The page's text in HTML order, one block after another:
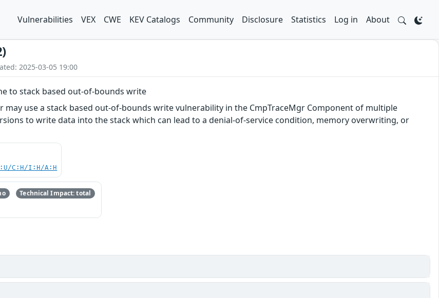
Vulnerabilities VEX CWE KEV Catalogs Community Disclosure Statistics Log in About
2025-03-05 19:00
to stack based out-of-bounds write
use a stack based out-of-bounds write vulnerability in the CmpTraceMgr Component of multiple
to write data into the stack which can lead to a denial-of-service condition, memory overwriting, or
C:H/I:H/A:H
Technical Impact: total